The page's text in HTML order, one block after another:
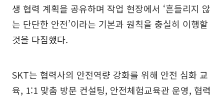
생 협력 계획을 공유하며 작업 현장에서 ‘흔들리지 않
는 단단한 안전’이라는 기본과 원칙을 충실히 이행할
것을 다짐했다.
SKT는 협력사의 안전역량 강화를 위해 안전 심화 교
육, 1:1 맞춤 방문 컨설팅, 안전체험교육관 운영, 협력